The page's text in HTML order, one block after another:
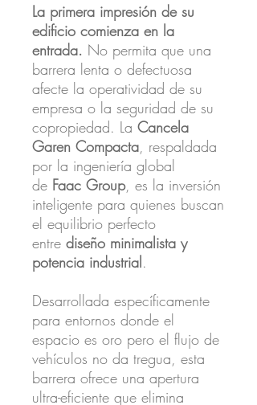
La primera impresión de su
edificio comienza en la
entrada. No permita que una
barrera lenta o defectuosa
afecte la operatividad de su
empresa o la seguridad de su
copropiedad. La Cancela
Garen Compacta, respaldada
por la ingeniería global
de Faac Group, es la inversión
inteligente para quienes buscan
el equilibrio perfecto
entre diseño minimalista y
potencia industrial.
Desarrollada específicamente
para entornos donde el
espacio es oro pero el flujo de
vehículos no da tregua, esta
barrera ofrece una apertura
ultra-eficiente que elimina